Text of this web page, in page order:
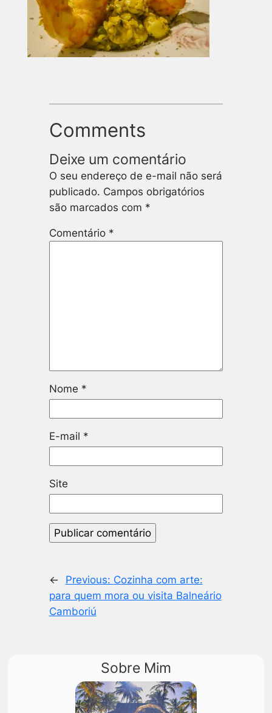
Comments
Deixe um comentário
O seu endereço de e-mail não será
publicado. Campos obrigatórios
são marcados com *
Comentário *
Nome *
E-mail *
Site
← Previous: Cozinha com arte:
para quem mora ou visita Balneário
Camboriú
Sobre Mim